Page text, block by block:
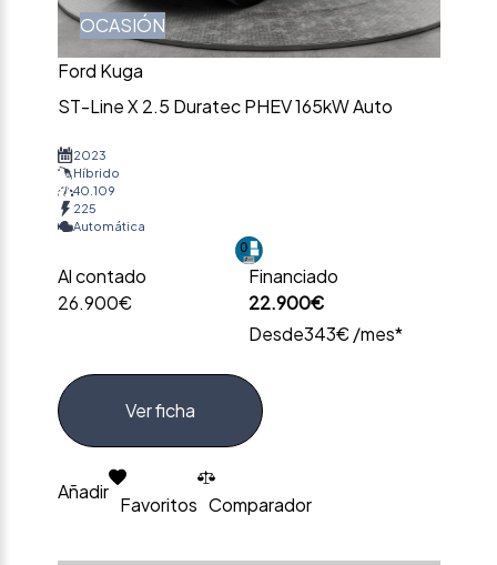
OCASIÓN
Ford Kuga
ST-Line X 2.5 Duratec PHEV 165kW Auto
2023
Híbrido
40.109
225
Automática
Al contado
26.900€
Financiado
22.900€
Desde343€ /mes*
Ver ficha
Añadir
Favoritos Comparador